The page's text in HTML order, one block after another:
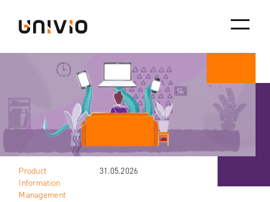
content
Product
Information
Management
31.05.2026